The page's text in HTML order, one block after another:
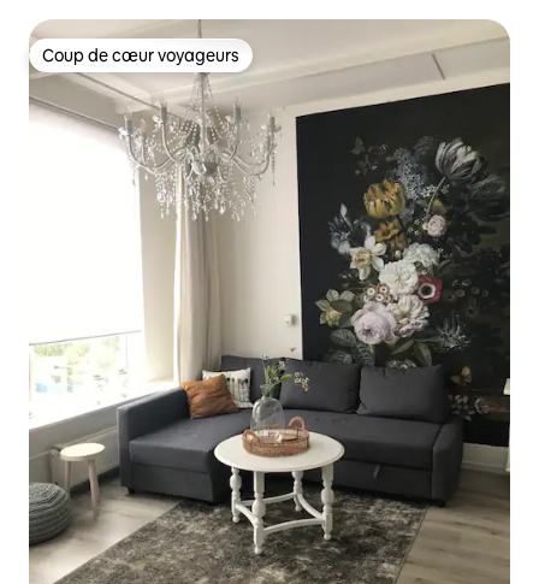
Coup de cœur voyageurs
Coup de cœur voyageurs